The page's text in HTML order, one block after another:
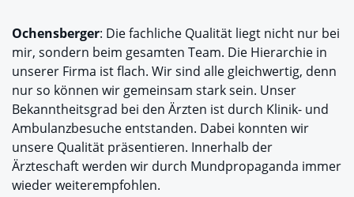
Ochensberger: Die fachliche Qualität liegt nicht nur bei
mir, sondern beim gesamten Team. Die Hierarchie in
unserer Firma ist flach. Wir sind alle gleichwertig, denn
nur so können wir gemeinsam stark sein. Unser
Bekanntheitsgrad bei den Ärzten ist durch Klinik- und
Ambulanzbesuche entstanden. Dabei konnten wir
unsere Qualität präsentieren. Innerhalb der
Ärzteschaft werden wir durch Mundpropaganda immer
wieder weiterempfohlen.